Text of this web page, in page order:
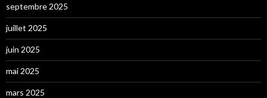
septembre 2025
juillet 2025
juin 2025
mai 2025
mars 2025